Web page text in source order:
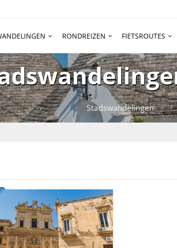
RONDREIZEN FIETSROUTES
Stadswandelingen